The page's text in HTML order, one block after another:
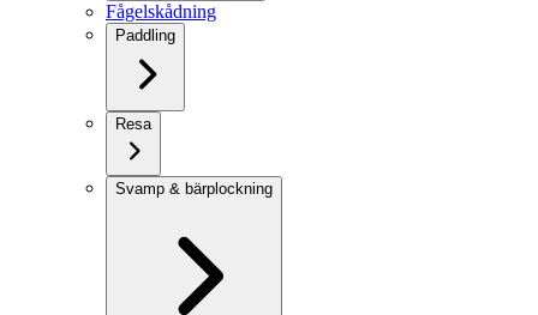
Fågelskådning
Paddling
Resa
Svamp & bärplockning